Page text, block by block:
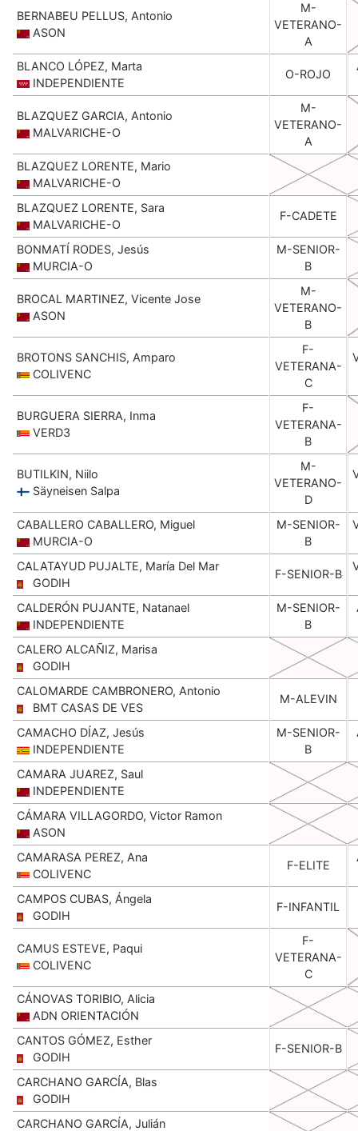
BERNABEU PELLUS, Antonio
ASON
M-
VETERANO-
A
BLANCO LÓPEZ, Marta
INDEPENDIENTE
O-ROJO
BLAZQUEZ GARCIA, Antonio
MALVARICHE-O
M-
VETERANO-
A
BLAZQUEZ LORENTE, Mario
MALVARICHE-O
BLAZQUEZ LORENTE, Sara
MALVARICHE-O
F-CADETE
BONMATÍ RODES, Jesús
MURCIA-O
M-SENIOR-
B
BROCAL MARTINEZ, Vicente Jose
ASON
M-
VETERANO-
B
BROTONS SANCHIS, Amparo
COLIVENC
F-
VETERANA-
C
BURGUERA SIERRA, Inma
VERD3
F-
VETERANA-
B
BUTILKIN, Niilo
Säyneisen Salpa
M-
VETERANO-
D
CABALLERO CABALLERO, Miguel
MURCIA-O
M-SENIOR-
B
CALATAYUD PUJALTE, María Del Mar
GODIH
F-SENIOR-B
CALDERÓN PUJANTE, Natanael
INDEPENDIENTE
M-SENIOR-
B
CALERO ALCAÑIZ, Marisa
GODIH
CALOMARDE CAMBRONERO, Antonio
BMT CASAS DE VES
M-ALEVIN
CAMACHO DÍAZ, Jesús
INDEPENDIENTE
M-SENIOR-
B
CAMARA JUAREZ, Saul
INDEPENDIENTE
CÁMARA VILLAGORDO, Victor Ramon
ASON
CAMARASA PEREZ, Ana
COLIVENC
F-ELITE
CAMPOS CUBAS, Ángela
GODIH
F-INFANTIL
CAMUS ESTEVE, Paqui
COLIVENC
F-
VETERANA-
C
CÁNOVAS TORIBIO, Alicia
ADN ORIENTACIÓN
CANTOS GÓMEZ, Esther
GODIH
F-SENIOR-B
CARCHANO GARCÍA, Blas
GODIH
CARCHANO GARCÍA, Julián